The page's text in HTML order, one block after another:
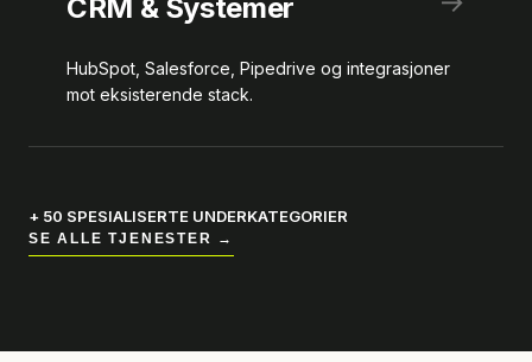
CRM & Systemer
HubSpot, Salesforce, Pipedrive og integrasjoner
mot eksisterende stack.
+ 50 SPESIALISERTE UNDERKATEGORIER
SE ALLE TJENESTER →